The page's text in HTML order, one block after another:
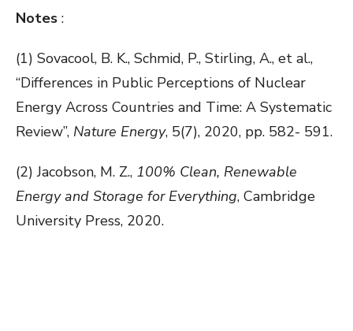
Notes :
(1) Sovacool, B. K., Schmid, P., Stirling, A., et al.,
“Differences in Public Perceptions of Nuclear
Energy Across Countries and Time: A Systematic
Review”, Nature Energy, 5(7), 2020, pp. 582- 591.
(2) Jacobson, M. Z., 100% Clean, Renewable
Energy and Storage for Everything, Cambridge
University Press, 2020.